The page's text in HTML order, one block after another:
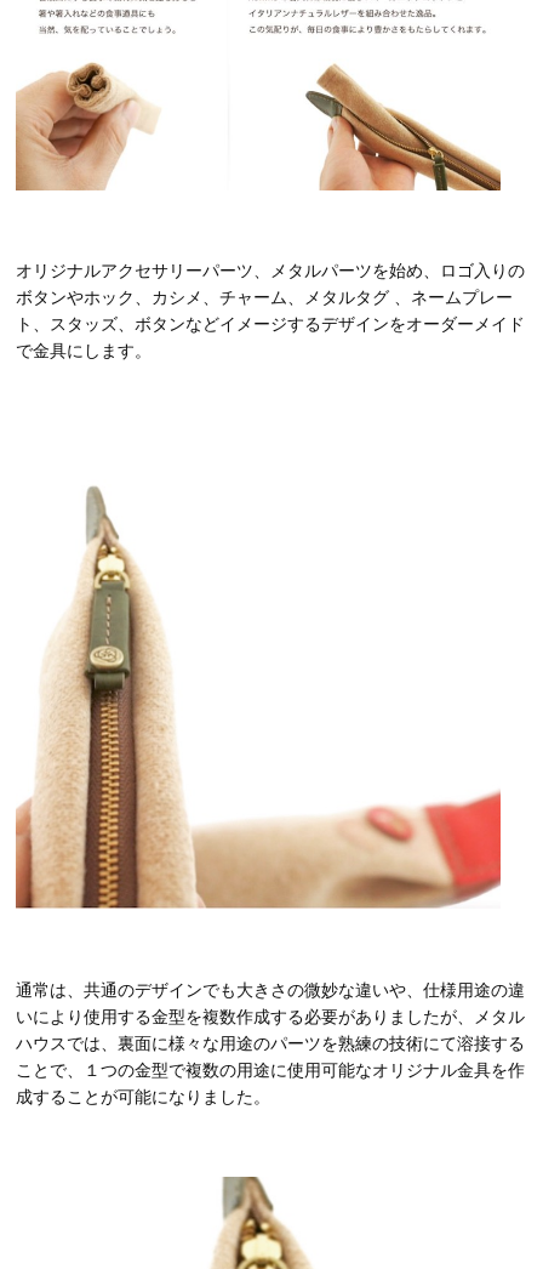
オリジナルアクセサリーパーツ、メタルパーツを始め、ロゴ入りの
ボタンやホック、カシメ、チャーム、メタルタグ 、ネームプレー
ト、スタッズ、ボタンなどイメージするデザインをオーダーメイド
で金具にします。
通常は、共通のデザインでも大きさの微妙な違いや、仕様用途の違
いにより使用する金型を複数作成する必要がありましたが、メタル
ハウスでは、裏面に様々な用途のパーツを熟練の技術にて溶接する
ことで、１つの金型で複数の用途に使用可能なオリジナル金具を作
成することが可能になりました。